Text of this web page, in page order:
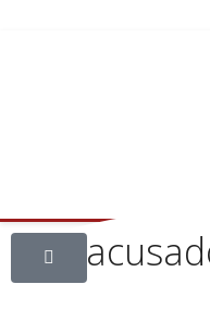
Trio